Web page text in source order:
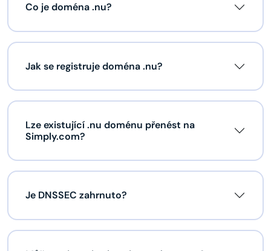
Co je doména .nu?
Jak se registruje doména .nu?
Lze existující .nu doménu přenést na
Simply.com?
Je DNSSEC zahrnuto?